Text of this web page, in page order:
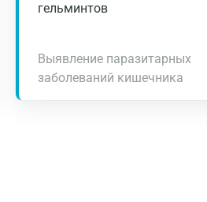
гельминтов
Выявление паразитарных
заболеваний кишечника